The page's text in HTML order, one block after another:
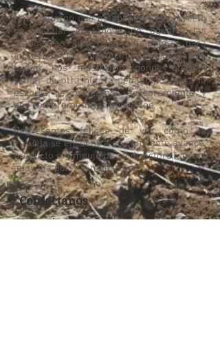
Nos contaron que estaban con el proyecto
de instalar el tanque de agua y las
mangueras que les donamos, para
aumentar el abastecimiento de agua.
Luego nos mostraron donde querían
armar de otra huerta pedagógica para la
escuela, le brindamos asesoramiento y
nos comprometimos apoyarlos.
Regresamos felices de ver como la
escuela se encuentra en constante avance,
producto el empuje de su directora, que es
apoyada por sus maestros.
Contactanos
Comunicate con nosotros